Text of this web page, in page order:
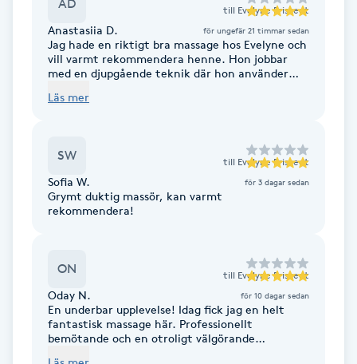
Gellack med förstärkning
Gravidmassage
Gruppträning
Gua Sha-massage
Hatha Yoga
Headspa
AD till Evelyne Fristedt
Anastasiia D. för ungefär 21 timmar sedan
Jag hade en riktigt bra massage hos Evelyne och
vill varmt rekommendera henne. Hon jobbar
med en djupgående teknik där hon använder
handleden ända till armbågen, vilket gör
nacken, vilket ofta ger mig huvudvärk. Redan
efter första gången kändes det som om axlarna
något jag sällan upplevt så tydligt efter bara en
behandling. Evelyne är verkligen skicklig, och
jag kommer definitivt att boka en tid igen.
Läs mer
SW till Evelyne Fristedt
Sofia W. för 3 dagar sedan
Grymt duktig massör, kan varmt
rekommendera!
ON till Evelyne Fristedt
Oday N. för 10 dagar sedan
En underbar upplevelse! Idag fick jag en helt
fantastisk massage här. Professionellt
bemötande och en otroligt välgörande